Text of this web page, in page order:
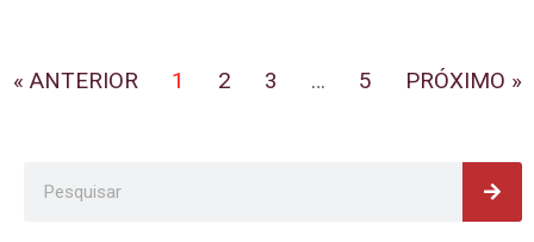
« ANTERIOR 1 2 3 … 5 PRÓXIMO »